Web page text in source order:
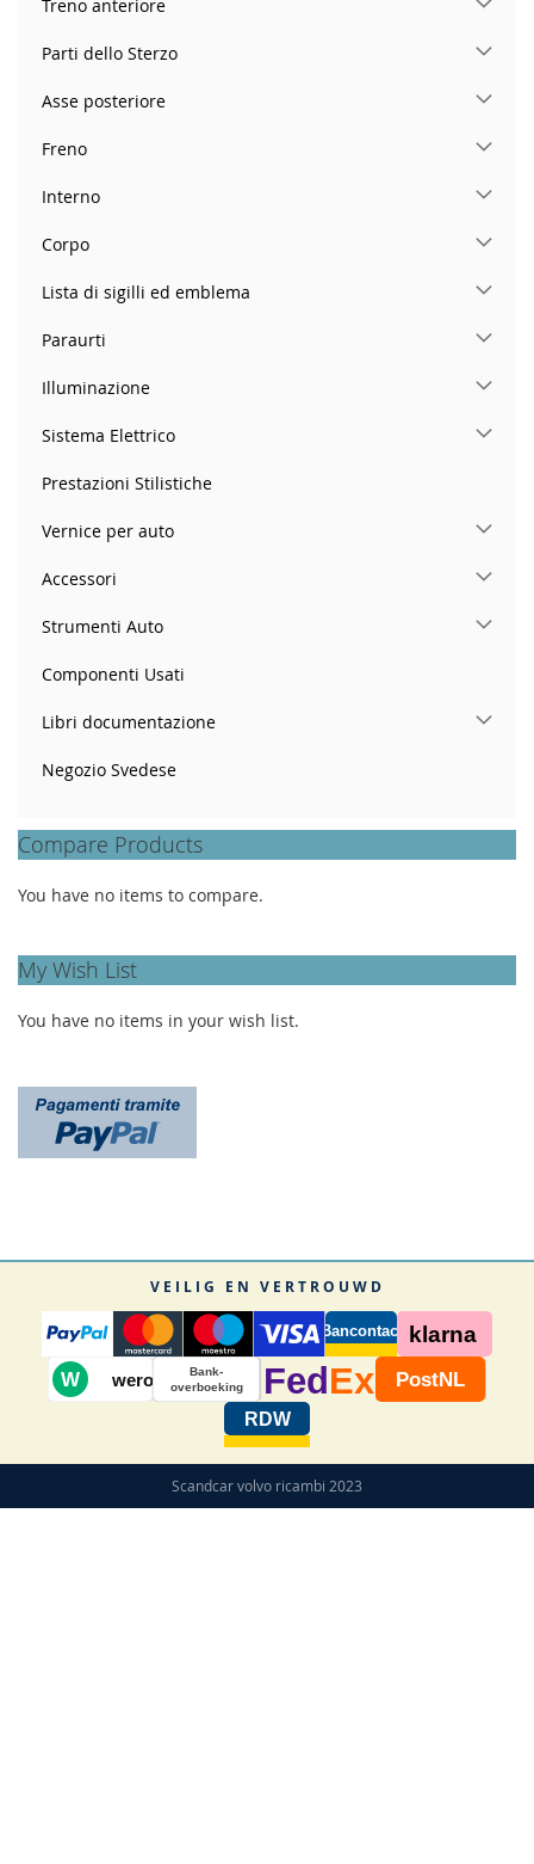
Treno anteriore
Parti dello Sterzo
Asse posteriore
Freno
Interno
Corpo
Lista di sigilli ed emblema
Paraurti
Illuminazione
Sistema Elettrico
Prestazioni Stilistiche
Vernice per auto
Accessori
Strumenti Auto
Componenti Usati
Libri documentazione
Negozio Svedese
Compare Products
You have no items to compare.
My Wish List
You have no items in your wish list.
VEILIG EN VERTROUWD
Bancontact klarna
W wero
Bank-
overboeking
Fed Ex PostNL
RDW
Scandcar volvo ricambi 2023